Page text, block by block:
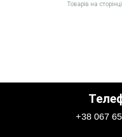
Товарів на
+38 067